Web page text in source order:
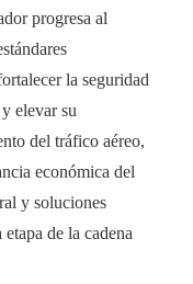
progresa al
la seguridad
elevar su
del tráfico aéreo,
económica del
y soluciones
de la cadena